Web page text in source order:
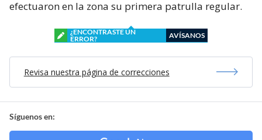
efectuaron en la zona su primera patrulla regular.
¿ENCONTRASTE UN
ERROR?
AVÍSANOS
Revisa nuestra página de correcciones
Síguenos en: